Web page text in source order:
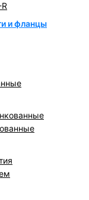
и фланцы